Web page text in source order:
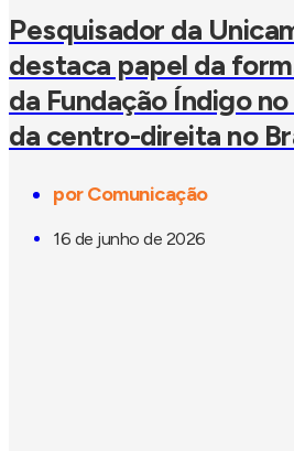
Pesquisador da
destaca papel da
da Fundação Índigo
da centro-direita no
porComunicação
16 de junho de 2026